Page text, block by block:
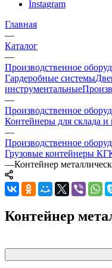
Instagram
Главная
—
Каталог
—
Производственное
Гардеробные системы
инструментальные
—
Производственное
Контейнеры для склада и
—
Производственное
Грузовые контейнеры КГ
—Контейнер
Контейнер